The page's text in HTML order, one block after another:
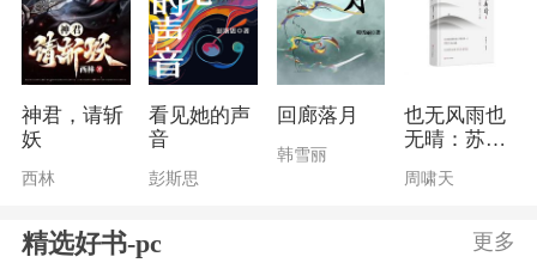
神君，请斩
妖
西林
看见她的声
音
彭斯思
回廊落月
韩雪丽
也无风雨也
无晴：苏东
周啸天
精选好书-pc 更多